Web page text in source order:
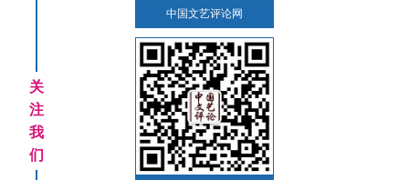
关
注
我
们
中国文艺评论网